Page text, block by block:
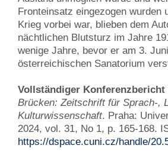
Fronteinsatz eingezogen wurden
Krieg vorbei war, blieben dem
nächtlichen Blutsturz im Jahre
wenige Jahre, bevor er am 3.
österreichischen Sanatorium
Vollständiger Konferenzbericht
Brücken: Zeitschrift für Sprach-,
Kulturwissenschaft. Praha:
2024, vol. 31, No 1, p. 165-168.
https://dspace.cuni.cz/handle/